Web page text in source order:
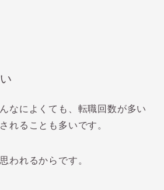
なによくても、転職回数が多い
れることも多いです。
われるからです。